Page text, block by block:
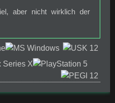
aber nicht wirklich der